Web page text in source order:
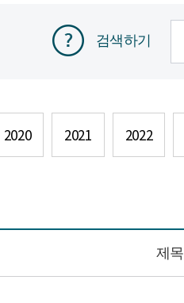
검색하기
2020 2021 2022
제목